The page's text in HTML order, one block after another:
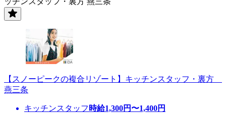
【スノーピークの複合リゾート】キッチンスタッフ・裏方
燕三条
キッチンスタッフ 時給1,300円〜1,400円